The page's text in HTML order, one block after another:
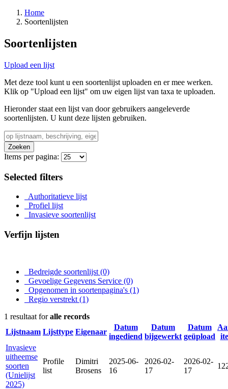
Home
Soortenlijsten
Soortenlijsten
Upload een lijst
Met deze tool kunt u een soortenlijst uploaden en er mee werken.
Klik op "Upload een lijst" om uw eigen lijst van taxa te uploaden.
Hieronder staat een lijst van door gebruikers aangeleverde
soortenlijsten. U kunt deze lijsten gebruiken.
Zoeken
Items per pagina:
Selected filters
Authoritatieve lijst
Profiel lijst
Invasieve soortenlijst
Verfijn lijsten
Bedreigde soortenlijst (0)
Gevoelige Gegevens Service (0)
Opgenomen in soortenpagina's (1)
Regio verstrekt (1)
1 resultaat foralle records
Lijstnaam Lijsttype Eigenaar
Datum
ingediend
Datum
bijgewerkt
Datum
geüpload
Invasieve
uitheemse
soorten
(Unielijst
2025)
Profile
list
Dimitri
Brosens
2025-06-
16
2026-02-
17
2026-02-
17